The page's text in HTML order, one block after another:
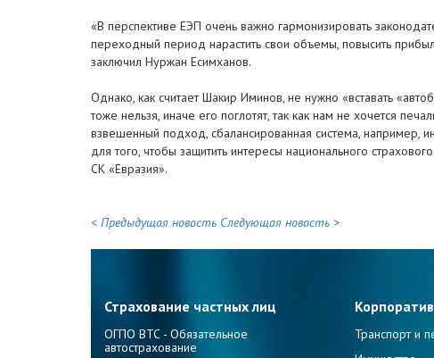
«В перспективе ЕЭП очень важно гармонизировать
переходный период нарастить свои объемы, повысить
заключил Нуржан Есимханов.
Однако, как считает Шакир Иминов, не нужно «вставать
тоже нельзя, иначе его поглотят, так как нам не хочется
взвешенный подход, сбалансированная система, например,
для того, чтобы защитить интересы национального
СК «Евразия».
< Предыдущая новость Следующая новость >
Страхование частных лиц
ОГПО ВТС - Обязательное
автострахование
Транспорт и